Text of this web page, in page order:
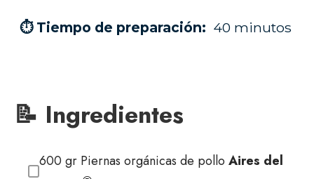
⏱ Tiempo de preparación: 40 minutos
📝 Ingredientes
600 gr Piernas orgánicas de polloAires del